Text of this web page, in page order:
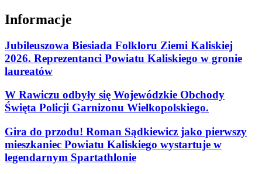
Informacje
Jubileuszowa Biesiada Folkloru Ziemi Kaliskiej
2026. Reprezentanci Powiatu Kaliskiego w gronie
laureatów
W Rawiczu odbyły się Wojewódzkie Obchody
Święta Policji Garnizonu Wielkopolskiego.
Gira do przodu! Roman Sądkiewicz jako pierwszy
mieszkaniec Powiatu Kaliskiego wystartuje w
legendarnym Spartathlonie